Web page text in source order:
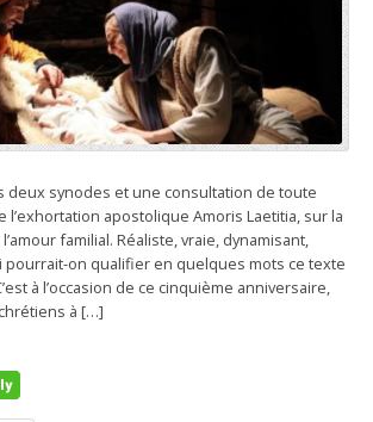
deux synodes et une consultation de toute
l’exhortation apostolique Amoris Laetitia, sur la
familial. Réaliste, vraie, dynamisant,
pourrait-on qualifier en quelques mots ce texte
à l’occasion de ce cinquième anniversaire,
à […]